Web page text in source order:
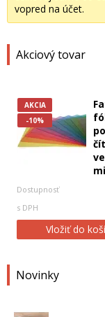
vopred na účet.
Akciový tovar
AKCIA
-10%
Dostupnosť
s DPH
Vložiť do
Novinky